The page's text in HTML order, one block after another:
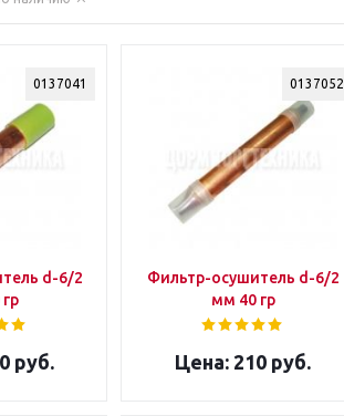
0137041
d-6/2
руб.
0137052
Фильтр-осушитель d-6/2
мм 40 гр
210 руб.